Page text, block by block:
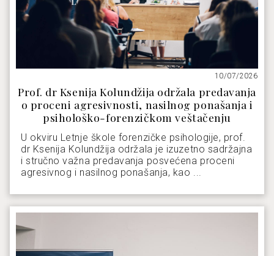
10/07/2026
Prof. dr Ksenija Kolundžija održala predavanja
o proceni agresivnosti, nasilnog ponašanja i
psihološko-forenzičkom veštačenju
U okviru Letnje škole forenzičke psihologije, prof.
dr Ksenija Kolundžija održala je izuzetno sadržajna
i stručno važna predavanja posvećena proceni
agresivnog i nasilnog ponašanja, kao ...